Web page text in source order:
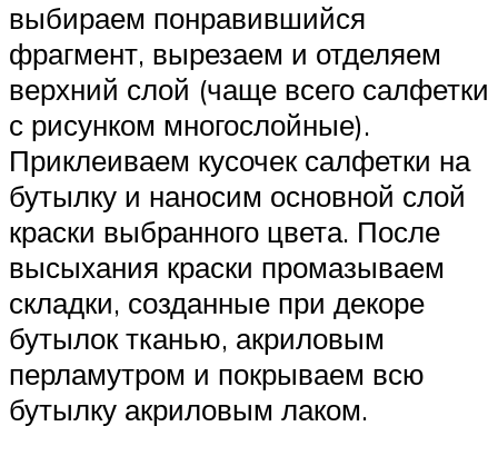
выбираем понравившийся
фрагмент, вырезаем и отделяем
верхний слой (чаще всего салфетки
с рисунком многослойные).
Приклеиваем кусочек салфетки на
бутылку и наносим основной слой
краски выбранного цвета. После
высыхания краски промазываем
складки, созданные при декоре
бутылок тканью, акриловым
перламутром и покрываем всю
бутылку акриловым лаком.